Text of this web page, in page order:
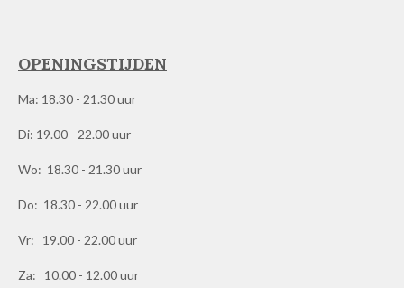
OPENINGSTIJDEN
Ma: 18.30 - 21.30 uur
Di: 19.00 - 22.00 uur
Wo: 18.30 - 21.30 uur
Do: 18.30 - 22.00 uur
Vr: 19.00 - 22.00 uur
Za: 10.00 - 12.00 uur